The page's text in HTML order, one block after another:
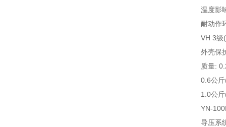
温度影
耐动作
VH 3级
外壳保
质量:
0.6公
1.0公
YN-
导压系